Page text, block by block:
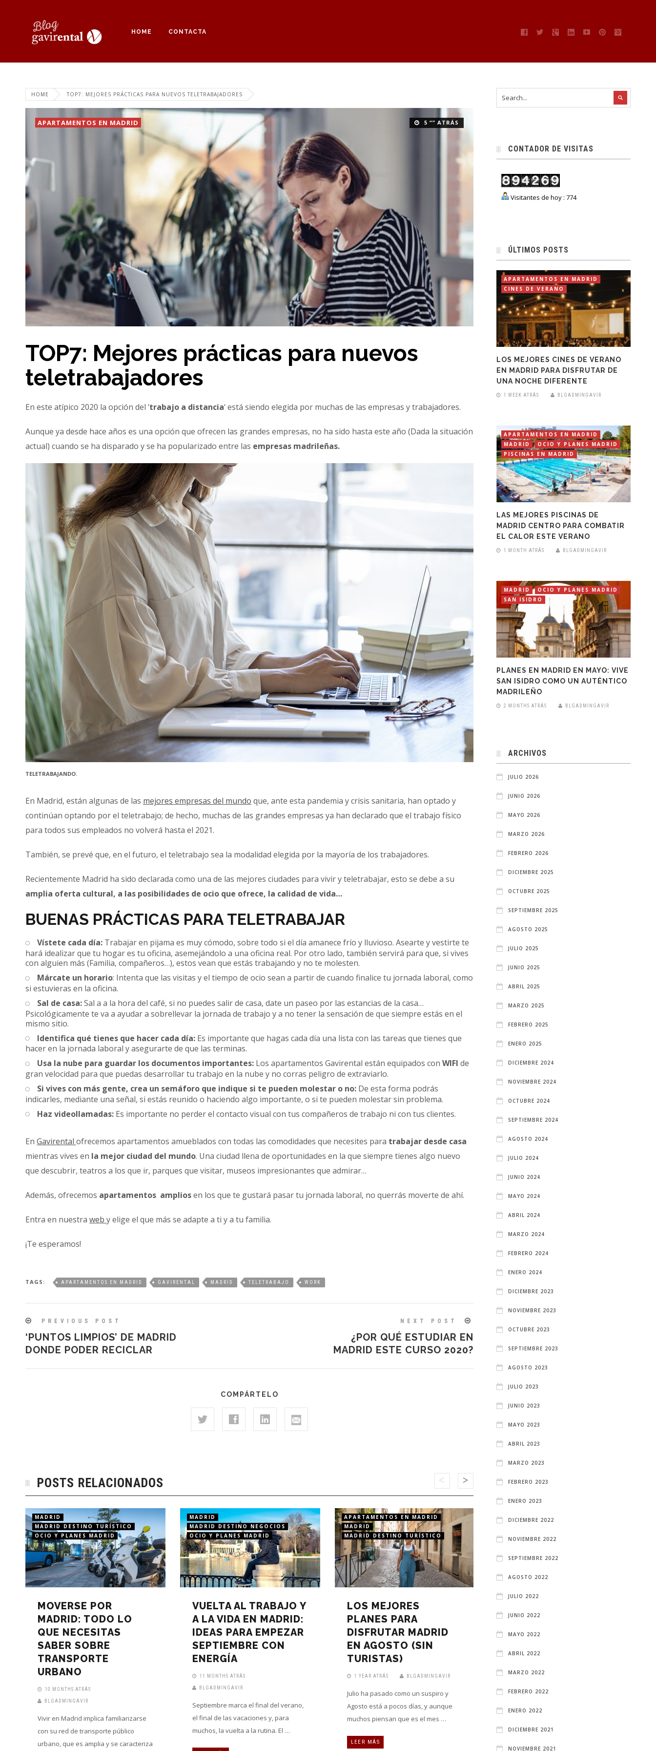
HOME CONTACTA
HOME TOP7: MEJORES PRÁCTICAS PARA NUEVOS TELETRABAJADORES
5 “” ATRÁS
APARTAMENTOS EN MADRID
TOP7: Mejores prácticas para nuevos
teletrabajadores
En este atípico 2020 la opción del ‘trabajo a distancia‘ está siendo elegida por muchas de las empresas y trabajadores.
Aunque ya desde hace años es una opción que ofrecen las grandes empresas, no ha sido hasta este año (Dada la situación
actual) cuando se ha disparado y se ha popularizado entre las empresas madrileñas.
TELETRABAJANDO.
En Madrid, están algunas de las mejores empresas del mundo que, ante esta pandemia y crisis sanitaria, han optado y
continúan optando por el teletrabajo; de hecho, muchas de las grandes empresas ya han declarado que el trabajo físico
para todos sus empleados no volverá hasta el 2021.
También, se prevé que, en el futuro, el teletrabajo sea la modalidad elegida por la mayoría de los trabajadores.
Recientemente Madrid ha sido declarada como una de las mejores ciudades para vivir y teletrabajar, esto se debe a su
amplia oferta cultural, a las posibilidades de ocio que ofrece, la calidad de vida…
BUENAS PRÁCTICAS PARA TELETRABAJAR
Vístete cada día: Trabajar en pijama es muy cómodo, sobre todo si el día amanece frío y lluvioso. Asearte y vestirte te
hará idealizar que tu hogar es tu oficina, asemejándolo a una oficina real. Por otro lado, también servirá para que, si vives
con alguien más (Familia, compañeros…), estos vean que estás trabajando y no te molesten.
Márcate un horario: Intenta que las visitas y el tiempo de ocio sean a partir de cuando finalice tu jornada laboral, como
si estuvieras en la oficina.
Sal de casa:Sal a a la hora del café, si no puedes salir de casa, date un paseo por las estancias de la casa…
Psicológicamente te va a ayudar a sobrellevar la jornada de trabajo y a no tener la sensación de que siempre estás en el
mismo sitio.
Identifica qué tienes que hacer cada día: Es importante que hagas cada día una lista con las tareas que tienes que
hacer en la jornada laboral y asegurarte de que las terminas.
Usa la nube para guardar los documentos importantes: Los apartamentos Gavirental están equipados con WIFI de
gran velocidad para que puedas desarrollar tu trabajo en la nube y no corras peligro de extraviarlo.
Si vives con más gente, crea un semáforo que indique si te pueden molestar o no: De esta forma podrás
indicarles, mediante una señal, si estás reunido o haciendo algo importante, o si te pueden molestar sin problema.
Haz videollamadas: Es importante no perder el contacto visual con tus compañeros de trabajo ni con tus clientes.
En Gavirental ofrecemos apartamentos amueblados con todas las comodidades que necesites para trabajar desde casa
mientras vives en la mejor ciudad del mundo. Una ciudad llena de oportunidades en la que siempre tienes algo nuevo
que descubrir, teatros a los que ir, parques que visitar, museos impresionantes que admirar…
Además, ofrecemos apartamentos ampliosen los que te gustará pasar tu jornada laboral, no querrás moverte de ahí.
Entra en nuestra web y elige el que más se adapte a ti y a tu familia.
¡Te esperamos!
TAGS: APARTAMENTOS EN MADRID GAVIRENTAL MADRID TELETRABAJO WORK
PREVIOUS POST
‘PUNTOS LIMPIOS’ DE MADRID
DONDE PODER RECICLAR
NEXT POST
¿POR QUÉ ESTUDIAR EN
MADRID ESTE CURSO 2020?
COMPÁRTELO
POSTS RELACIONADOS
MADRID
MADRID DESTINO TURÍSTICO
OCIO Y PLANES MADRID
MOVERSE POR
MADRID: TODO LO
QUE NECESITAS
SABER SOBRE
TRANSPORTE
URBANO
10 MONTHS ATRÁS
BLGADMINGAVIR
Vivir en Madrid implica familiarizarse
con su red de transporte público
urbano, que es amplia y se caracteriza
MADRID
MADRID DESTINO NEGOCIOS
OCIO Y PLANES MADRID
VUELTA AL TRABAJO Y
A LA VIDA EN MADRID:
IDEAS PARA EMPEZAR
SEPTIEMBRE CON
ENERGÍA
11 MONTHS ATRÁS
BLGADMINGAVIR
Septiembre marca el final del verano,
el final de las vacaciones y, para
muchos, la vuelta a la rutina. El …
APARTAMENTOS EN MADRID
MADRID
MADRID DESTINO TURÍSTICO
LOS MEJORES
PLANES PARA
DISFRUTAR MADRID
EN AGOSTO (SIN
TURISTAS)
1 YEAR ATRÁS BLGADMINGAVIR
Julio ha pasado como un suspiro y
Agosto está a pocos días, y aunque
muchos piensan que es el mes …
LEER MÁS
APARTAMENTOS EN MADRID
EMBLEMÁTICOS QUE
VISITAR EN MADRID
DE MAYO
1 YEAR ATRÁS
En una capital, como es Madrid,
puedes encontrar una variedad de
si te encuentras por …
CONTADOR DE VISITAS
Visitantes de hoy : 774
ÚLTIMOS POSTS
APARTAMENTOS EN MADRID
CINES DE VERANO
LOS MEJORES CINES DE VERANO
EN MADRID PARA DISFRUTAR DE
UNA NOCHE DIFERENTE
1 WEEK ATRÁS BLGADMINGAVIR
APARTAMENTOS EN MADRID
MADRID
OCIO Y PLANES MADRID
PISCINAS EN MADRID
LAS MEJORES PISCINAS DE
MADRID CENTRO PARA COMBATIR
EL CALOR ESTE VERANO
1 MONTH ATRÁS BLGADMINGAVIR
MADRID
OCIO Y PLANES MADRID
SAN ISIDRO
PLANES EN MADRID EN MAYO: VIVE
SAN ISIDRO COMO UN AUTÉNTICO
MADRILEÑO
2 MONTHS ATRÁS BLGADMINGAVIR
ARCHIVOS
JULIO 2026
JUNIO 2026
MAYO 2026
MARZO 2026
FEBRERO 2026
DICIEMBRE 2025
OCTUBRE 2025
SEPTIEMBRE 2025
AGOSTO 2025
JULIO 2025
JUNIO 2025
ABRIL 2025
MARZO 2025
FEBRERO 2025
ENERO 2025
DICIEMBRE 2024
NOVIEMBRE 2024
OCTUBRE 2024
SEPTIEMBRE 2024
AGOSTO 2024
JULIO 2024
JUNIO 2024
MAYO 2024
ABRIL 2024
MARZO 2024
FEBRERO 2024
ENERO 2024
DICIEMBRE 2023
NOVIEMBRE 2023
OCTUBRE 2023
SEPTIEMBRE 2023
AGOSTO 2023
JULIO 2023
JUNIO 2023
MAYO 2023
ABRIL 2023
MARZO 2023
FEBRERO 2023
ENERO 2023
DICIEMBRE 2022
NOVIEMBRE 2022
SEPTIEMBRE 2022
AGOSTO 2022
JULIO 2022
JUNIO 2022
MAYO 2022
ABRIL 2022
MARZO 2022
FEBRERO 2022
ENERO 2022
DICIEMBRE 2021
NOVIEMBRE 2021